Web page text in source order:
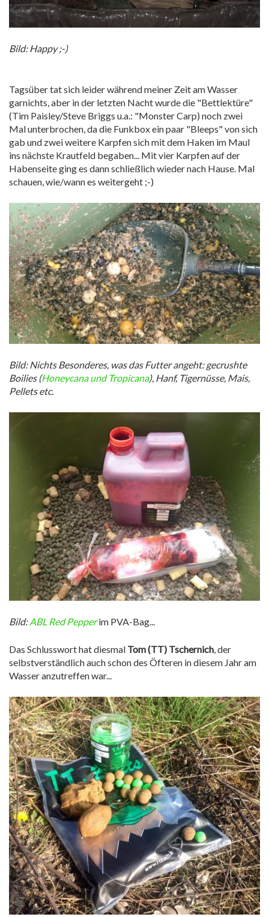
Bild: Happy ;-)
Tagsüber tat sich leider während meiner Zeit am Wasser
garnichts, aber in der letzten Nacht wurde die "Bettlektüre"
(Tim Paisley/Steve Briggs u.a.: "Monster Carp) noch zwei
Mal unterbrochen, da die Funkbox ein paar "Bleeps" von sich
gab und zwei weitere Karpfen sich mit dem Haken im Maul
ins nächste Krautfeld begaben... Mit vier Karpfen auf der
Habenseite ging es dann schließlich wieder nach Hause. Mal
schauen, wie/wann es weitergeht ;-)
Bild: Nichts Besonderes, was das Futter angeht: gecrushte
Boilies (Honeycana und Tropicana), Hanf, Tigernüsse, Mais,
Pellets etc.
Bild:ABL Red Pepperim PVA-Bag...
Das Schlusswort hat diesmal Tom (TT) Tschernich , der
selbstverständlich auch schon des Öfteren in diesem Jahr am
Wasser anzutreffen war...